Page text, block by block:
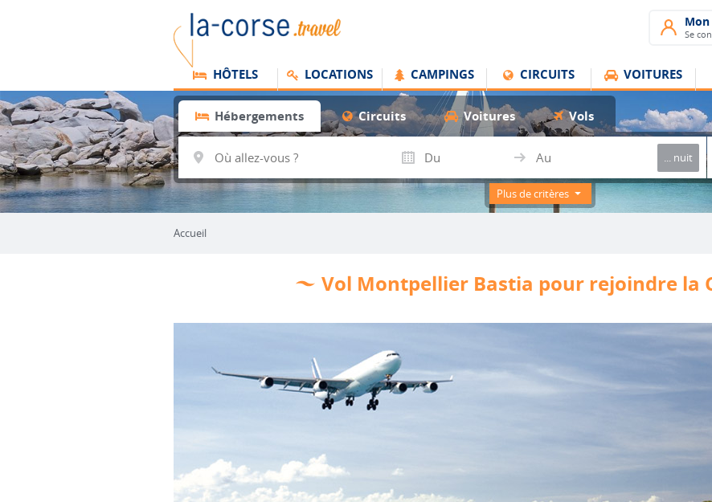
Se
HÔTELS LOCATIONS CAMPINGS CIRCUITS VOITURES
Hébergements Circuits Voitures Vols
... nuit
Plus de critères
Accueil
Vol Montpellier Bastia pour rejoindre la